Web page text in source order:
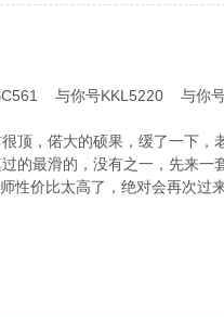
与你号KKL5220 与你
顶，偌大的硕果，缓了一下
的最滑的，没有之一，先来
性价比太高了，绝对会再次过来